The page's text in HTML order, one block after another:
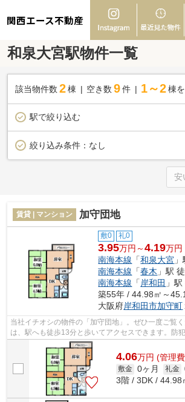
関西エース不動産
和泉大宮駅物件一覧
該当物件数 2棟 空き数 9 件 1～2 棟
駅で絞り込む
絞り込み条件： なし
賃貸 | マンション 加守団地
敷0 礼0
3.95万円～4.19万円
南海本線 「和泉大宮
南海本線 「春木 」駅
南海本線 「 岸和田 」
築55年 / 44.98㎡～
大阪府岸和田市加守町
当社イチオシの物件の「加守団地」。ぜひ一度ご覧
は、駅へも徒歩13分と歩いてアクセスできます。防
ションタイプの物件です。2駅利用でき...
4.06万円 (管理
敷金 0ヶ月 礼金
3階 / 3DK / 44.98